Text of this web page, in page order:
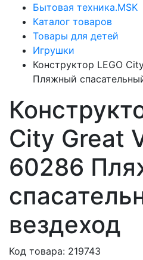
Бытовая техника.MSK
Каталог товаров
Товары для детей
Игрушки
Конструктор LEGO
Пляжный
City Great
60286
вездеход
Код товара: 219743